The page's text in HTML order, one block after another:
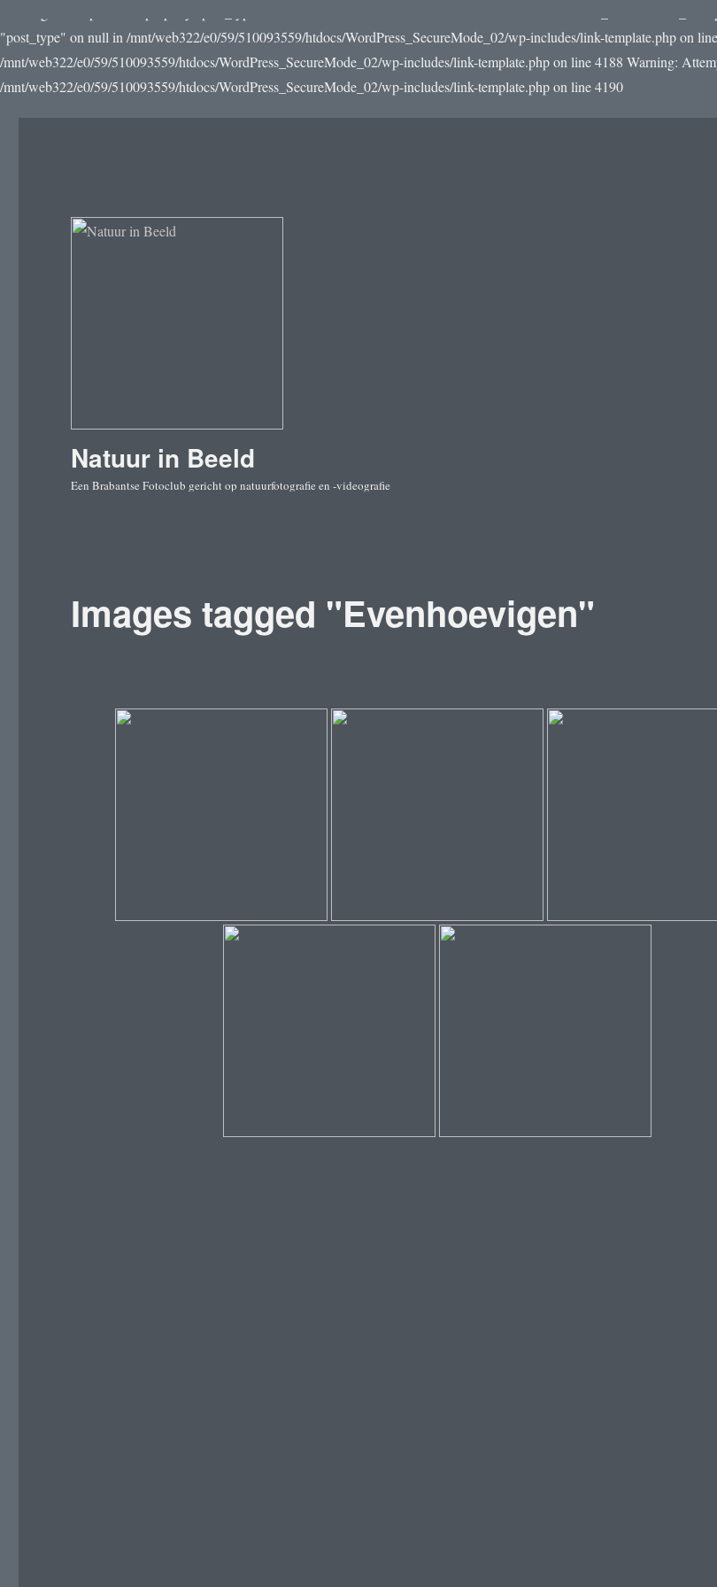
"post_type" on null in /mnt/web322/e0/59/510093559/htdocs/WordPress_SecureMode_02/wp-includes/link-template.php on
/mnt/web322/e0/59/510093559/htdocs/WordPress_SecureMode_02/wp-includes/link-template.php on line 4188 Warning:
/mnt/web322/e0/59/510093559/htdocs/WordPress_SecureMode_02/wp-includes/link-template.php on line 4190
Natuur in Beeld
Een Brabantse Fotoclub gericht op natuurfotografie en -videografie
Images tagged "Evenhoevigen"